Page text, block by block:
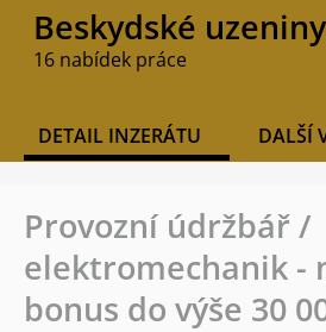
Beskydské
16 nabídek práce
DETAIL INZERÁTU DALŠÍ
Provozní údržbář /
elektromechanik -
bonus do výše 30